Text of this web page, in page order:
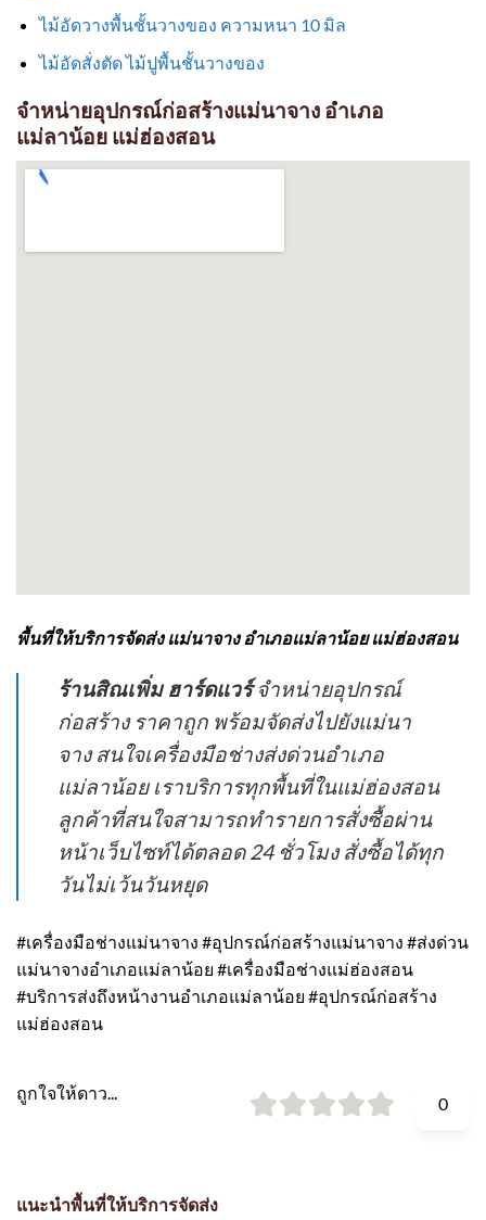
ไม้อัดวางพื้นชั้นวางของ ความหนา 10 มิล
ไม้อัดสั่งตัด ไม้ปูพื้นชั้นวางของ
จำหน่ายอุปกรณ์ก่อสร้างแม่นาจาง อำเภอ
แม่ลาน้อย แม่ฮ่องสอน
พื้นที่ให้บริการจัดส่ง แม่นาจาง อำเภอแม่ลาน้อย แม่ฮ่องสอน
ร้านสิณเพิ่ม ฮาร์ดแวร์จำหน่ายอุปกรณ์
ก่อสร้าง ราคาถูก พร้อมจัดส่งไปยังแม่นา
จาง สนใจเครื่องมือช่างส่งด่วนอำเภอ
แม่ลาน้อย เราบริการทุกพื้นที่ในแม่ฮ่องสอน
ลูกค้าที่สนใจสามารถทำรายการสั่งซื้อผ่าน
หน้าเว็บไซท์ได้ตลอด 24 ชั่วโมง สั่งซื้อได้ทุก
วันไม่เว้นวันหยุด
#เครื่องมือช่างแม่นาจาง #อุปกรณ์ก่อสร้างแม่นาจาง #ส่งด่วน
แม่นาจางอำเภอแม่ลาน้อย #เครื่องมือช่างแม่ฮ่องสอน
#บริการส่งถึงหน้างานอำเภอแม่ลาน้อย #อุปกรณ์ก่อสร้าง
แม่ฮ่องสอน
ถูกใจให้ดาว...
0
แนะนำพื้นที่ให้บริการจัดส่ง